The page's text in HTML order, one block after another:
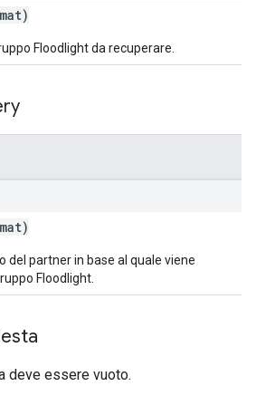
Floodlight da recuperare.
del partner in base al quale viene
Floodlight.
deve essere vuoto.